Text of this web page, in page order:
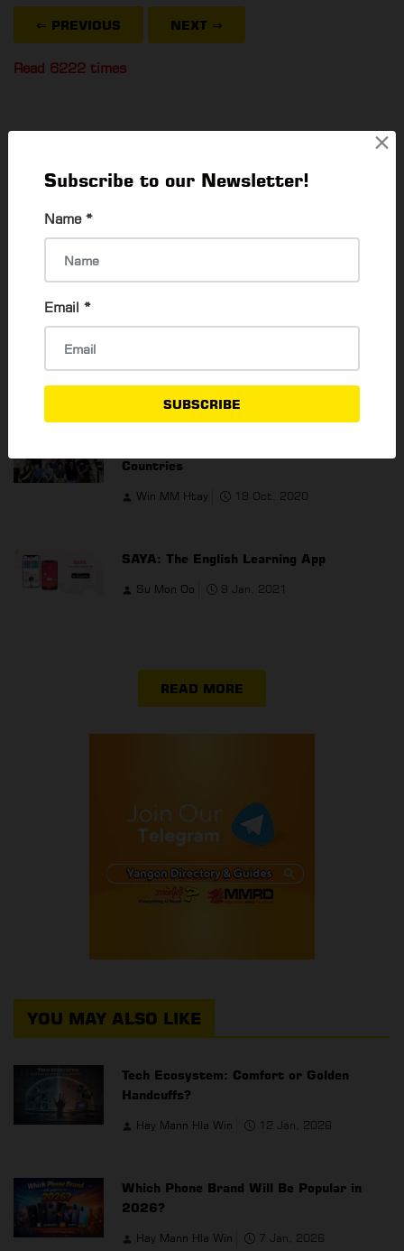
×
Subscribe to our Newsletter!
Name *
Email *
SUBSCRIBE
⇐ PREVIOUS NEXT ⇒
Read 6222 times
How to buy Second Hand Laptop
Countries
Win MM Htay 19 Oct, 2020
SAYA: The English Learning App
Su Mon Oo 9 Jan, 2021
READ MORE
YOU MAY ALSO LIKE
Tech Ecosystem: Comfort or Golden
Handcuffs?
Hay Mann Hla Win 12 Jan, 2026
Which Phone Brand Will Be Popular in
2026?
Hay Mann Hla Win 7 Jan, 2026